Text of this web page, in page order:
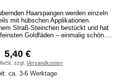
Haarspangen werden einzeln
mit hübschen Applikationen.
Straß-Steinchen bestückt und hat
Goldfäden – einmalig schön....
5,40 €
zzgl. Versandkosten
ca. 3-6 Werktage